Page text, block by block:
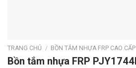
TRANG CHỦ / BỒN TẮM NHỰA FRP CAO CẤP
Bồn tắm nhựa FRP